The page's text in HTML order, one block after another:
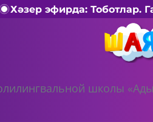
Хәзер эфирда: Тоботлар.
школы